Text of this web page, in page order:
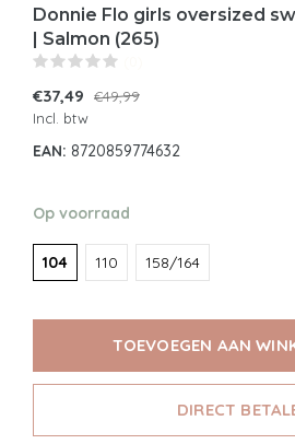
Donnie Flo girls oversized
| Salmon (265)
€37,49
€49,99
Incl. btw
EAN: 8720859774632
Op voorraad
104 110 158/164
TOEVOEGEN AAN
DIRECT